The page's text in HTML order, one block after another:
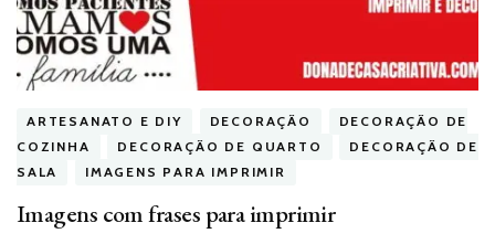
ARTESANATO E DIY DECORAÇÃO
DECORAÇÃO DE
COZINHA
DECORAÇÃO DE QUARTO
DECORAÇÃO DE
SALA
IMAGENS PARA IMPRIMIR
Imagens com frases para imprimir